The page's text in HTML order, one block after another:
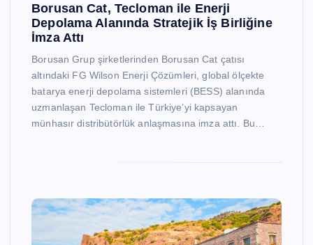
Borusan Cat, Tecloman ile Enerji
Depolama Alanında Stratejik İş Birliğine
İmza Attı
Borusan Grup şirketlerinden Borusan Cat çatısı
altındaki FG Wilson Enerji Çözümleri, global ölçekte
batarya enerji depolama sistemleri (BESS) alanında
uzmanlaşan Tecloman ile Türkiye’yi kapsayan
münhasır distribütörlük anlaşmasına imza attı. Bu…